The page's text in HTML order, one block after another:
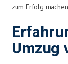
zum Erfolg
Umzug